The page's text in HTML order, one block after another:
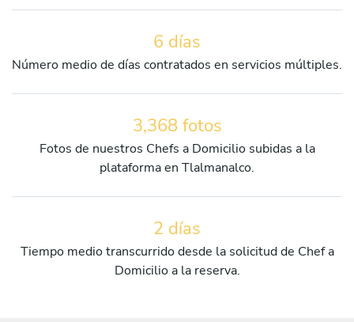
6 días
Número medio de días contratados en servicios múltiples.
3,368 fotos
Fotos de nuestros Chefs a Domicilio subidas a la
plataforma en Tlalmanalco.
2 días
Tiempo medio transcurrido desde la solicitud de Chef a
Domicilio a la reserva.